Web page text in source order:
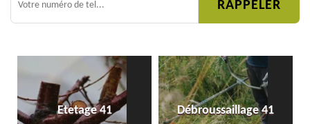
Etetage 41 Débroussaillage 41